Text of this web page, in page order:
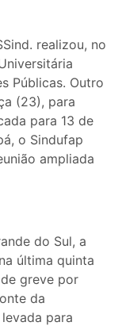
realizou, no
Públicas. Outro
(23), para
para 13 de
o Sindufap
ampliada
do Sul, a
última quinta
greve por
da
para